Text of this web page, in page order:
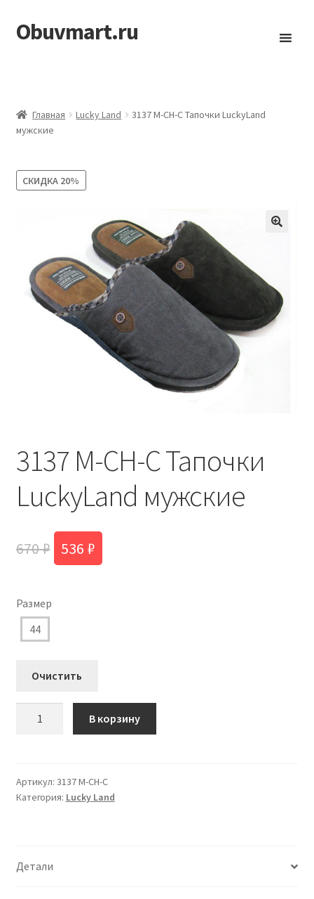
Перейти
к
Перейти
к
Obuvmart.ru
Главная Lucky Land
3137 M-CH-С Тапочки LuckyLand
мужские
СКИДКА 20%
3137 M-CH-С Тапочки
LuckyLand мужские
670₽ Первоначальная
536 ₽
Размер
44
Очистить
CH-
С
В корзину
Артикул: 3137 M-CH-С
Категория: Lucky Land
Детали